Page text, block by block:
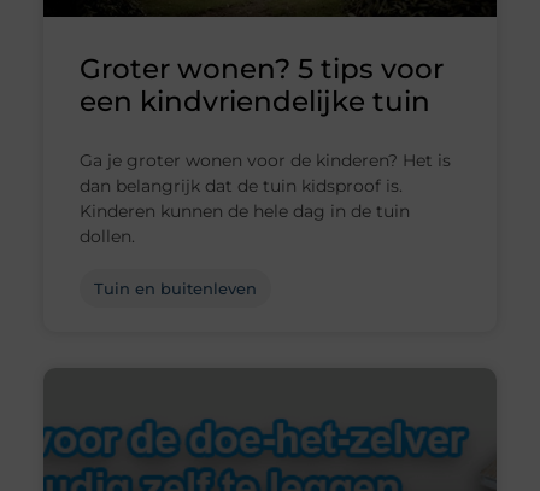
Groter wonen? 5 tips voor
een kindvriendelijke tuin
Ga je groter wonen voor de kinderen? Het is
dan belangrijk dat de tuin kidsproof is.
Kinderen kunnen de hele dag in de tuin
dollen.
Tuin en buitenleven